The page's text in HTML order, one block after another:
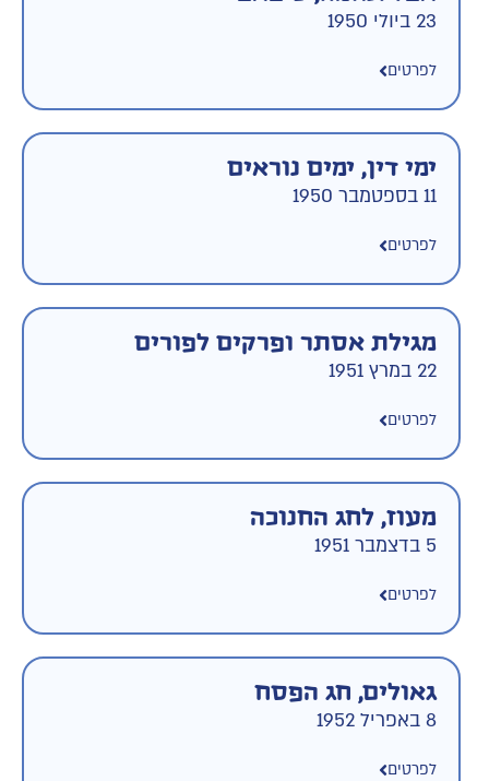
23 ביולי 1950
לפרטים
ימי דין, ימים נוראים
11 בספטמבר 1950
לפרטים
מגילת אסתר ופרקים לפורים
22 במרץ 1951
לפרטים
מעוז, לחג החנוכה
5 בדצמבר 1951
לפרטים
גאולים, חג הפסח
8 באפריל 1952
לפרטים